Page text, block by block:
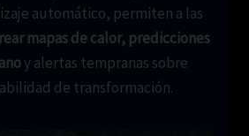
automático, permiten a las
mapas de calor, predicciones
y alertas tempranas sobre
de transformación.